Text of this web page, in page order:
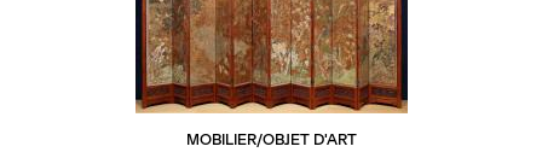
MOBILIER/OBJET D'ART